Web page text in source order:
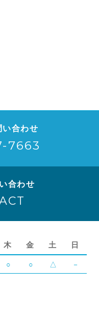
合わせ
7663
合わせ
木 金 土 日
○ ○ △ －